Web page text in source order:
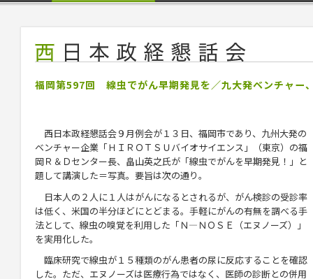
福岡第597回 線虫でがん早期発見を／九大発ベンチャー
西日本政経懇話会９月例会が１３日、福岡市であり、九州大発の
ベンチャー企業「ＨＩＲＯＴＳＵバイオサイエンス」（東京）の福
岡Ｒ＆Ｄセンター長、 畠山英之氏が「線虫でがんを早期発見！」と
題して講演した＝写真。要旨は次の通り。
日本人の２人に１人はがんになるとされるが、がん検診の受診率
は低く、米国の半分ほどにとどまる。手軽にがんの有無を調べる手
法として、線虫の嗅覚を利用した「Ｎ―ＮＯＳＥ（エヌノーズ）」
を実用化した。
臨床研究で線虫が１５種類のがん患者の尿に反応することを確認
した。ただ、エヌノーズは医療行為ではなく、医師の診断との併用